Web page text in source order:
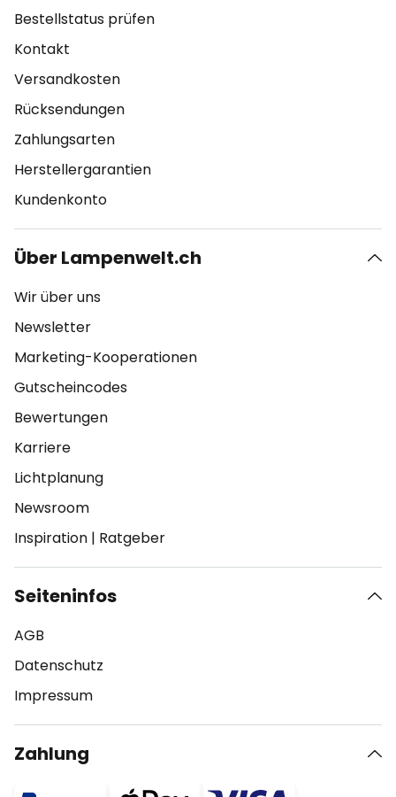
Bestellstatus prüfen
Kontakt
Versandkosten
Rücksendungen
Zahlungsarten
Herstellergarantien
Kundenkonto
Über Lampenwelt.ch
Wir über uns
Newsletter
Marketing-Kooperationen
Gutscheincodes
Bewertungen
Karriere
Lichtplanung
Newsroom
Inspiration | Ratgeber
Seiteninfos
AGB
Datenschutz
Impressum
Zahlung